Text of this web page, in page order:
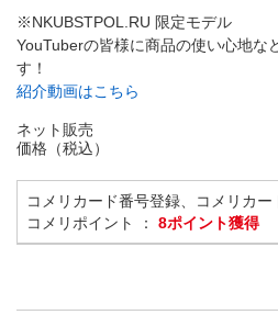
※NKUBSTPOL.RU 限定モデル
YouTuberの皆様に商品の使い心地な
す！
紹介動画はこちら
ネット販売
価格（税込）
コメリカード番号登録、コメリカ
コメリポイント ： 8ポイント獲得